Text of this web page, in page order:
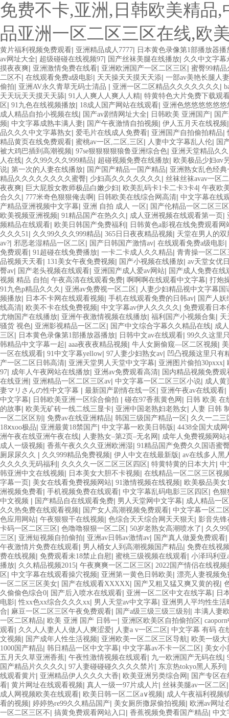
免费不卡,亚洲,日韩欧美精品
品亚洲一区二区三区在线,欧
黄片福利视频免费观看| 亚洲精品成人7777| 日本黄色录像第1部播放器播
av网址大全| 超级碰碰在线视频97| 国产丝袜美腿在线播放| 久久中文字幕
摸夜夜爽| 亚洲激情免费在线看| 亚洲欧洲国产一区二区三区 | 蜜臀99精
二区不| 在线观看免费a级电影| 天天操天天摸天天添| 一部av美艳长腿人妻
偷拍| 亚洲AV永久青草无码士清品 | 亚洲一区二区精品久久久久久久久 |
天天玩天天摸天天舔| 91人人爽人人爽人人精| 特黄特色大片免费下载观
区 | 91九色在线视频播放| 18成人国产网站在线观看| 亚洲色悠悠悠悠悠悠
成人精品自拍小视频在线| 国产av剧情网址大全| 日韩欧美 亚洲国产| 国
频| 中文字幕成熟丰满人妻| 国产午夜激情自拍视频| 伊人五月天在线视频
品久久久中文字幕熟女| 爱毛片在线成人免费看| 亚洲国产自拍偷拍精品|
精品黄页在线免费观看| 蜜桃av一区,二区,三区 | 人妻中文字幕乱人伦| 国
被大鸡巴插到高潮视频| 97se狠狠狠狠狼鲁亚洲综合色| 亚洲天堂精品久
人在线| 久久99久久久999精品| 超碰视频免费在线播放| 欧美极品少妇αv
说| 第一次的人妻在线播放| 国产国产精品一国产精品| 亚洲熟女乱色经典
精品久久久久久久久久蜜臀| 少妇高久久久久久久久 | 丝袜丝袜avav一区
夜夜爽| 巨大屁股女教师极品白嫩少妇| 欧美乱码卡1卡二卡3卡4| 午夜欧
合久久 | 777米奇色狠狠俺去啊 | 日韩欧美在线综合网高清| 中文字幕在线
产精品亚洲视频中文字幕| 亚洲 自拍 成人 一区 | 国产伦精品一区二区三
欧美视频亚洲视频| 91精品国产在热久久 | 成人亚洲视频在线观看第一页 |
频精品在线观看| 欧美日韩国产免费福利 | 日韩黄色a影视在线免费观看网
久久久51| 久久99久久久999精品| 365日日夜夜精品视频| 天堂在男人的双
av?| 邪恶老湿精品一区二区 | 国产日韩国产激情av| 在线观看免费a级电影|
免费观看| 91超碰在线免费播放| 一卡二卡成人久久精品| 青青操一区二区
品视频天天看| 131美女午夜免费视频| 国产小视频在线播放| av天堂女优
臀av| 国产老头视频在线观看| 亚洲国产成人爱av网站| 国产成人免费在线
视频 精品 自拍| 午夜高清在线观看免费| 啊啊啊在线观看中文字幕| 打炮
91九色p精品久久久 | 亚洲av免费视一区二区 | 人妻少妇精品视中文字幕
频播放| 日本不卡网在线观看视频| 手机在线观看免费的日韩av| 国产人
线高清| 欧美不卡在线免费视频| 中文字幕av伊人久久久久 | 免费观看日本
尤物国产在线播放| 亚洲午夜激情视频在线播放| 福利国产小视频合集| 天
骚货 视色| 亚洲影视精品一区二区 | 国产中文综合字幕久久精品在线| 成
三区 | 日本黄色录像第1部播放器播放| 日韩中文av在线观看| 99久久这里
韩精品中文字幕一起| aaa夜夜夜精品视频| 牛人女厕偷窥—区二区视频|
一区在线观看| 91中文字幕yellow| 97人妻少妇熟女av| 凹凸视频这里只有
产一区二区日韩高清| 亚洲天堂男人天堂中文字幕| 亚洲图片偷拍30pxxx|
97| 成年人午夜网站在线播放| 亚洲av免费观看高清| 国内精品视频免费观
在线亚洲 | 亚洲精品一区二区三区av| 中文字幕一区二区三区小说| 成人黄
妻マリさんの性中文字幕 | 最新国产剧情在线一区 | 亚洲午夜av在线观看|
中文字幕| 日韩欧美亚洲一区综合偷拍 | 碰在97香蕉黄色网 | 日韩 欧美 在
的故事| 欧美无矿砖一线二线三显卡| 亚洲中国老熟妇老熟女| 人妻 日韩
一区二区区别 | 免费av在线亚洲精品| 韩国三级国产精品一区 | 久久一二三
18ⅹxoo极品| 亚洲最黄18禁国产| 中文字幕一欧美日韩版 | 4438全国大成
洲午夜在线亚洲午夜在线| 人妻熟女–第2页–无名网 | 成年人免费视频网站
成人一级视频| 香蕉午夜久久久亚洲欧洲湿| 91精品国产免费久久国语蜜
厕尿尿久久 | 久久999精品免费视频| 伊人中文在线最新版 | av在线多人黑
久久久久无码福利 | 久久久久一区二区三区四区 | 特黄特黄的日本大片| 中
韩亚洲中文在线视频| 日本美女大胆不卡视频| 在线精品一区二区三区视
字幕一页 | 美女在线看免费视频网站| 91激情视频在线视频| 欧美极品美女
洲视频免费看| 手机视频免费在线观看| 中文字幕乱码电影三区四区 | 色狠
中文视频 | 国产精品自在线观看免费| 男人天堂网中文字幕| 成人精品一
久久热免费在线观看视频| 国产女人高潮视频免费观看| 中文字幕一区二
色应用网站| 午夜狠狠干在线视频| 色综合天天综合网天天狠天| 影音先锋
卡码一区二区三区 | 色噜噜狠狠一区二区 | 50岁老熟女高潮喷水了 | 久久
三区 | 亚洲短视频自拍偷拍| 亚洲av日韩av激情av| 国产真人做爰免费观看|
午夜激情片免费在线观看| 男人桶女人到高潮视频国产精品| 免费在线视
费在线视频| 免费观看未18禁止自慰| 蜜桃三级视频在线观看| 小泽玛利亚
播放| 久久精品视频2015| 午夜爽爽一区二区三区 | 2022国产情侣在线视频
区 | 中文字幕在线观看操穴视频| 亚洲第一黄色日韩欧美| 漂亮人妻视频免
一区二区三区美女| 国产在线观看XXXXX| 国产又粗又猛又爽又黄的视|
久偷偷色综合0| 国产后入喷水在线观看| 亚洲一区二区中文在线字幕| 日
电影|性xx色xx综合久久久xx| 男人天堂av中文字幕| 亚洲男人平均性生活
合| 麻豆一区二区三区午夜免费观看| 国产a级三级三级三级别 | 丰满人妻
一区二区精品| 欧美 亚洲 国产 日韩一| 亚洲区欧美区自拍偷拍区 |
观看| 久久人人妻人人做人人爽涩爱| 人妻a v一区二区 | 中文字幕 有码 在
文视频| 国产成年人性生活视频| 亚洲欧美一区二区三区导航| 欧美一级
1000国产精品| 韩日精品一区中文字幕| 中文字幕av不卡一区二区 | 美女小
五月天久草亚洲香蕉| 午夜性激情视频在线观看| 九一欧洲国产无码在线|
国产精品片久久久久 | 97人妻碰碰碰久久久久禁片| 东京热tokyo黑人系列 |
线观看黄片| 亚洲精品伊人久久久大香| 欧美亚洲另类综合网 | 国产专区
看| 黄片网址在线观看视频| 真人一级一97片成人片| 丝袜美腿av一区二区
成人网视频欧美在线观看| 欧美日韩一区二区a∨视频| 成人午夜福利视频
看的视频| 婷婷热re99久久精品国产| 美女厕所撒尿偷拍视频| 欧洲av网址
一区二区三区不| 搞黄免费观看网站入口 | 香蕉视频免费看国产精品| 中文